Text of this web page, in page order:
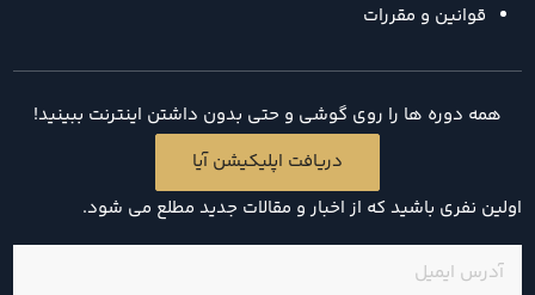
قوانین و مقررات
همه دوره ها را روی گوشی و حتی بدون داشتن اینترنت ببینید!
دریافت اپلیکیشن آیا
اولین نفری باشید که از اخبار و مقالات جدید مطلع می شود.
ایمیل
(ضروری)